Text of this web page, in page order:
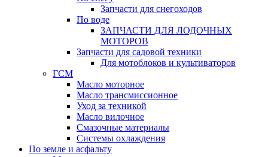
Запчасти для снегоходов
По воде
ЗАПЧАСТИ ДЛЯ ЛОДОЧНЫХ
МОТОРОВ
Запчасти для садовой техники
Для мотоблоков и культиваторов
ГСМ
Масло моторное
Масло трансмиссионное
Уход за техникой
Масло вилочное
Смазочные материалы
Системы охлаждения
По земле и асфальту